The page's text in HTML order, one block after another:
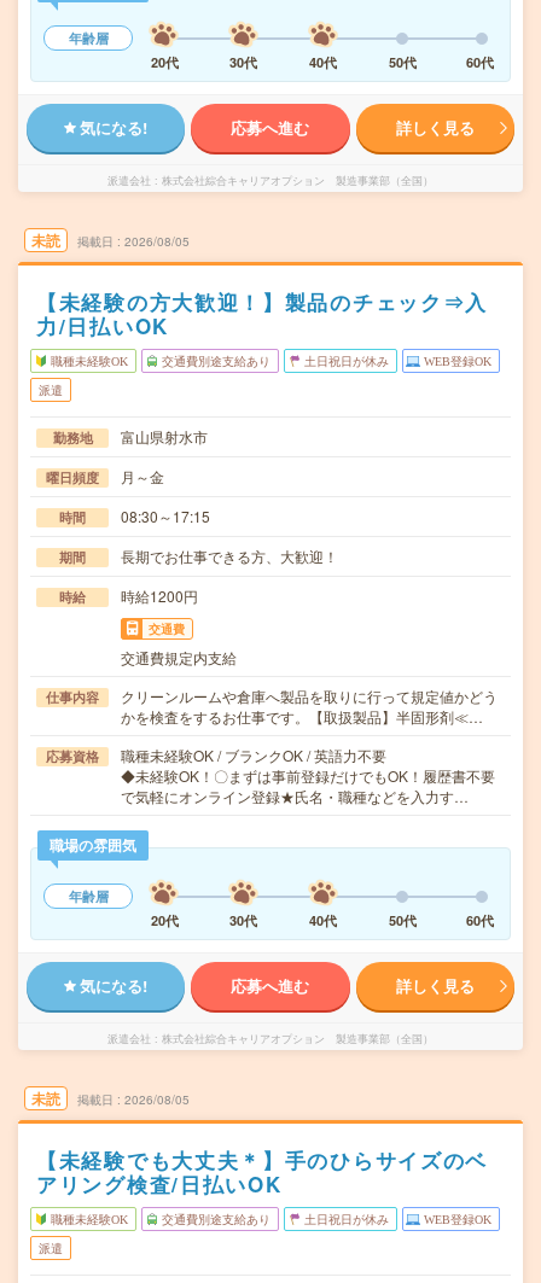
年齢層
20代
30代 40代 50代 60代
気になる! 応募へ進む 詳しく見る
派遣会社 株式会社綜合キャリアオプション 製造事業部（全国）
未読 掲載日 2026/08/05
【未経験の方大歓迎！】製品のチェック⇒入
力/日払いOK
職種未経験OK 交通費別途支給あり 土日祝日が休み WEB登録OK
派遣
勤務地 富山県射水市
曜日頻度 月～金
時間 08:30～17:15
期間 長期でお仕事できる方、大歓迎！
時給 時給1200円
交通費
交通費規定内支給
仕事内容
クリーンルームや倉庫へ製品を取りに行って規定値かどう
かを検査をするお仕事です。【取扱製品】半固形剤≪…
応募資格
職種未経験OK / ブランクOK / 英語力不要
◆未経験OK！〇まずは事前登録だけでもOK！履歴書不要
で気軽にオンライン登録★氏名・職種などを入力す…
職場の雰囲気
年齢層
20代
30代 40代 50代 60代
気になる! 応募へ進む 詳しく見る
派遣会社 株式会社綜合キャリアオプション 製造事業部（全国）
未読 掲載日 2026/08/05
【未経験でも大丈夫＊】手のひらサイズのベ
アリング検査/日払いOK
職種未経験OK 交通費別途支給あり 土日祝日が休み WEB登録OK
派遣